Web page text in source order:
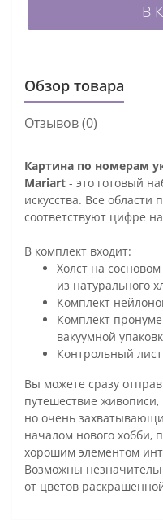
В
Обзор товара
Отзывов (0)
Картина по номерам
Mariart - это готовый
искусства. Все
соответствуют цифре
В комплект входит:
Холст на
из натурального
Комплект
Комплект
вакуумной
Контрольный лист
Вы можете сразу
путешествие
но очень
началом нового хобби,
хорошим элементом
Возможны
от цветов